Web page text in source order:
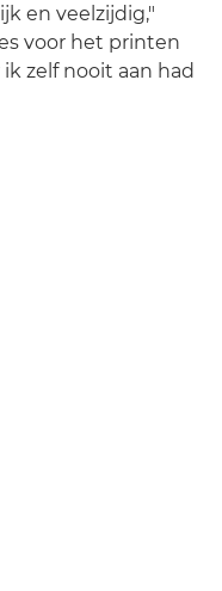
en veelzijdig,"
voor het printen
zelf nooit aan had